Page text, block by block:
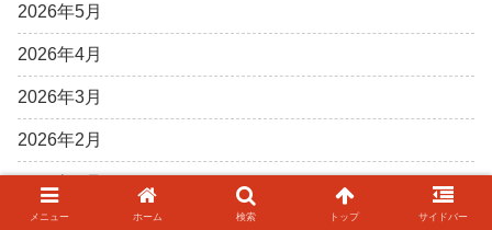
2026年5月
2026年4月
2026年3月
2026年2月
2025年12月
メニュー ホーム 検索 トップ サイドバー